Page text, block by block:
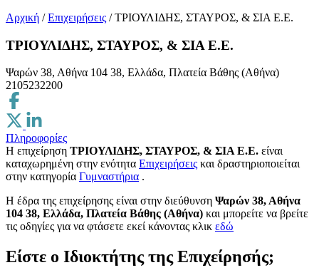
Αρχική / Επιχειρήσεις / ΤΡΙΟΥΛΙΔΗΣ, ΣΤΑΥΡΟΣ, & ΣΙΑ Ε.Ε.
ΤΡΙΟΥΛΙΔΗΣ, ΣΤΑΥΡΟΣ, & ΣΙΑ Ε.Ε.
Ψαρών 38, Αθήνα 104 38, Ελλάδα, Πλατεία Βάθης (Αθήνα)
2105232200
Πληροφορίες
Η επιχείρηση ΤΡΙΟΥΛΙΔΗΣ, ΣΤΑΥΡΟΣ, & ΣΙΑ Ε.Ε. είναι
καταχωρημένη στην ενότητα Επιχειρήσεις και δραστηριοποιείται
στην κατηγορία Γυμναστήρια .
H έδρα της επιχείρησης είναι στην διεύθυνση Ψαρών 38, Αθήνα
104 38, Ελλάδα, Πλατεία Βάθης (Αθήνα) και μπορείτε να βρείτε
τις οδηγίες για να φτάσετε εκεί κάνοντας κλικ εδώ
Είστε ο Ιδιοκτήτης της Επιχείρησής;